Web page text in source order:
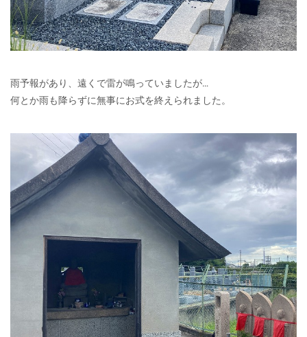
雨予報があり、遠くで雷が鳴っていましたが…
何とか雨も降らずに無事にお式を終えられました。